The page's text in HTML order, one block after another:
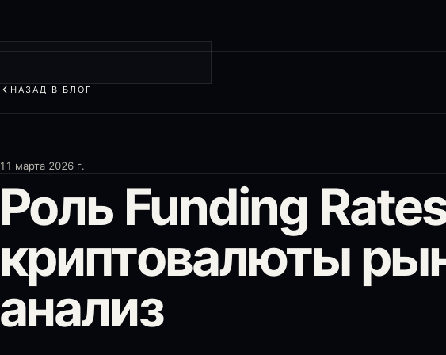
НАЗАД В БЛОГ
11 марта 2026 г.
Роль Funding
криптовалюты
анализ